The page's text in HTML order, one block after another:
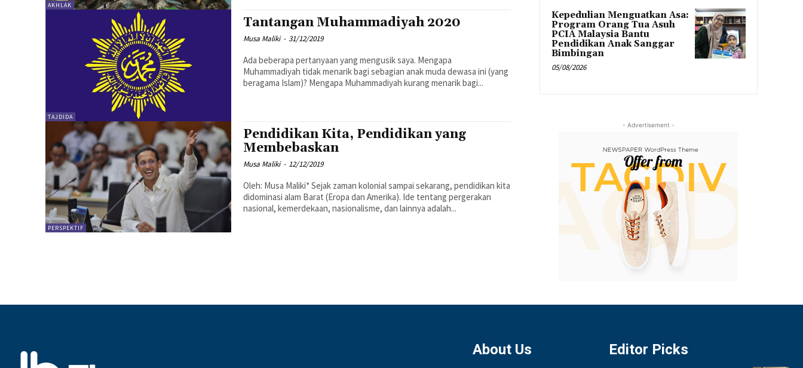
AKHLAK
TAJDIDA
Tantangan Muhammadiyah 2020
Musa Maliki - 31/12/2019
Ada beberapa pertanyaan yang mengusik saya. Mengapa
Muhammadiyah tidak menarik bagi sebagian anak muda dewasa ini (yang
beragama Islam)? Mengapa Muhammadiyah kurang menarik bagi...
PERSPEKTIF
Pendidikan Kita, Pendidikan yang
Membebaskan
Musa Maliki - 12/12/2019
Oleh: Musa Maliki* Sejak zaman kolonial sampai sekarang, pendidikan kita
didominasi alam Barat (Eropa dan Amerika). Ide tentang pergerakan
nasional, kemerdekaan, nasionalisme, dan lainnya adalah...
Kepedulian Menguatkan Asa:
Program Orang Tua Asuh
PCIA Malaysia Bantu
Pendidikan Anak Sanggar
Bimbingan
05/08/2026
- Advertisement -
About Us Editor Picks